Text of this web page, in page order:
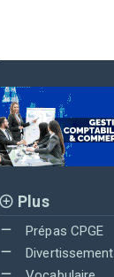
Plus
Prépas CPGE
Divertissement